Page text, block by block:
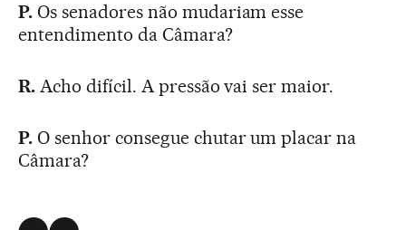
P. Os senadores não mudariam esse
entendimento da Câmara?
R. Acho difícil. A pressão vai ser maior.
P. O senhor consegue chutar um placar na
Câmara?